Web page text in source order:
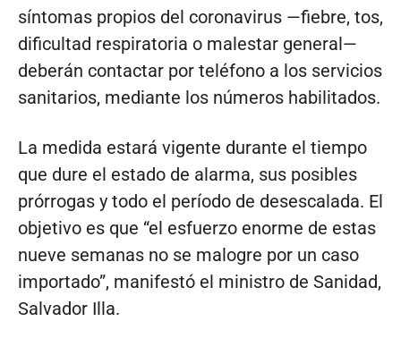
síntomas propios del coronavirus —fiebre, tos,
dificultad respiratoria o malestar general—
deberán contactar por teléfono a los servicios
sanitarios, mediante los números habilitados.
La medida estará vigente durante el tiempo
que dure el estado de alarma, sus posibles
prórrogas y todo el período de desescalada. El
objetivo es que “el esfuerzo enorme de estas
nueve semanas no se malogre por un caso
importado”, manifestó el ministro de Sanidad,
Salvador Illa.